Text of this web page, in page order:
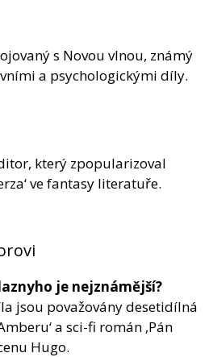
s Novou vlnou, známý
a psychologickými díly.
který zpopularizoval
ve fantasy literatuře.
je nejznámější?
jsou považovány desetidílná
a sci-fi román ‚Pán
Hugo.